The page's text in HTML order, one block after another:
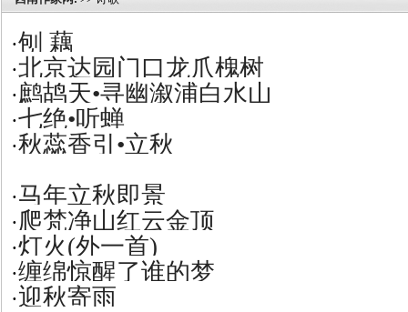
·刨 藕
·北京达园门口龙爪槐树
·鹧鸪天•寻幽溆浦白水山
·七绝•听蝉
·秋蕊香引•立秋
·马年立秋即景
·爬梵净山红云金顶
·灯火(外一首)
·缠绵惊醒了谁的梦
·迎秋寄雨